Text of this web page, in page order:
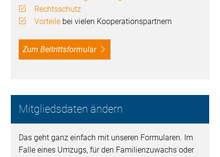
Rechtsschutz
Vorteile bei vielen Kooperationspartnern
Zum Beitrittsformular
Mitgliedsdaten ändern
Das geht ganz einfach mit unseren Formularen. Im
Falle eines Umzugs, für den Familienzuwachs oder